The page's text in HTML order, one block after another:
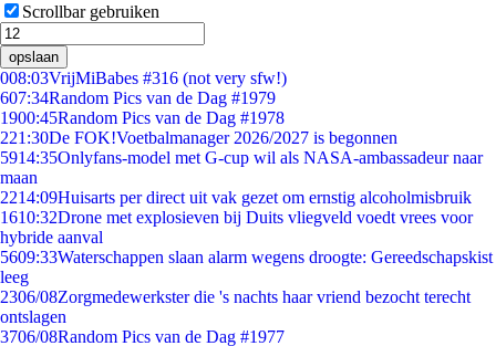
Scrollbar gebruiken
opslaan
008:03VrijMiBabes #316 (not very sfw!)
607:34Random Pics van de Dag #1979
1900:45Random Pics van de Dag #1978
221:30De FOK!Voetbalmanager 2026/2027 is begonnen
5914:35Onlyfans-model met G-cup wil als NASA-ambassadeur naar
maan
2214:09Huisarts per direct uit vak gezet om ernstig alcoholmisbruik
1610:32Drone met explosieven bij Duits vliegveld voedt vrees voor
hybride aanval
5609:33Waterschappen slaan alarm wegens droogte: Gereedschapskist
leeg
2306/08Zorgmedewerkster die 's nachts haar vriend bezocht terecht
ontslagen
3706/08Random Pics van de Dag #1977